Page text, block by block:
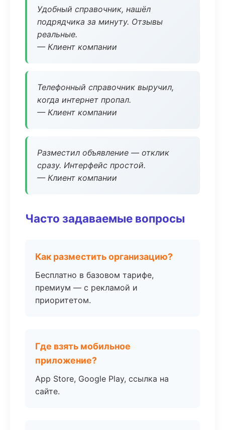
Удобный справочник, нашёл
подрядчика за минуту. Отзывы
реальные.
— Клиент компании
Телефонный справочник выручил,
когда интернет пропал.
— Клиент компании
Разместил объявление — отклик
сразу. Интерфейс простой.
— Клиент компании
Часто задаваемые вопросы
Как разместить организацию?
Бесплатно в базовом тарифе,
премиум — с рекламой и
приоритетом.
Где взять мобильное
приложение?
App Store, Google Play, ссылка на
сайте.